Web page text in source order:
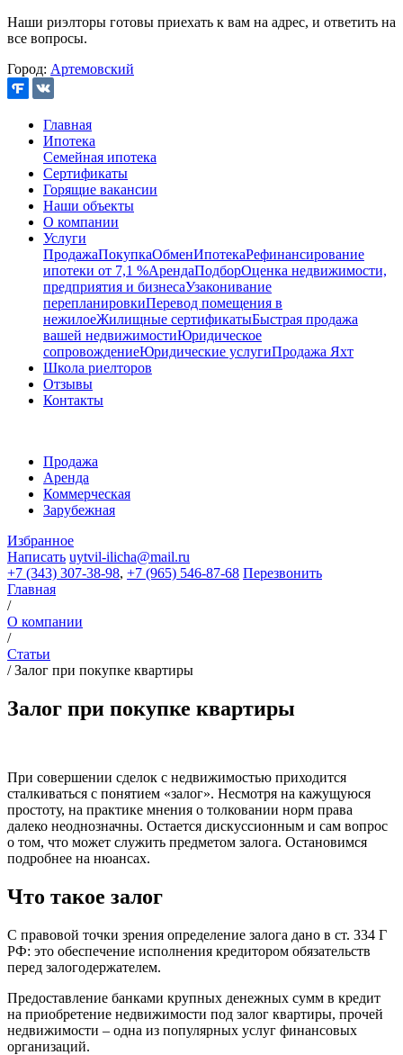
Наши риэлторы готовы приехать к вам на адрес, и ответить на
все вопросы.
Город: Артемовский
Главная
Ипотека
Семейная ипотека
Сертификаты
Горящие вакансии
Наши объекты
О компании
Услуги
ПродажаПокупкаОбменИпотекаРефинансирование
ипотеки от 7,1 %АрендаПодборОценка недвижимости,
предприятия и бизнесаУзаконивание
перепланировкиПеревод помещения в
нежилоеЖилищные сертификатыБыстрая продажа
вашей недвижимостиЮридическое
сопровождениеЮридические услугиПродажа Яхт
Школа риелторов
Отзывы
Контакты
Продажа
Аренда
Коммерческая
Зарубежная
Избранное
Написать uytvil-ilicha@mail.ru
+7 (343) 307-38-98, +7 (965) 546-87-68 Перезвонить
Главная
/
О компании
/
Статьи
/Залог при покупке квартиры
Залог при покупке квартиры
При совершении сделок с недвижимостью приходится
сталкиваться с понятием «залог». Несмотря на кажущуюся
простоту, на практике мнения о толковании норм права
далеко неоднозначны. Остается дискуссионным и сам вопрос
о том, что может служить предметом залога. Остановимся
подробнее на нюансах.
Что такое залог
С правовой точки зрения определение залога дано в ст. 334 Г
РФ: это обеспечение исполнения кредитором обязательств
перед залогодержателем.
Предоставление банками крупных денежных сумм в кредит
на приобретение недвижимости под залог квартиры, прочей
недвижимости – одна из популярных услуг финансовых
организаций.